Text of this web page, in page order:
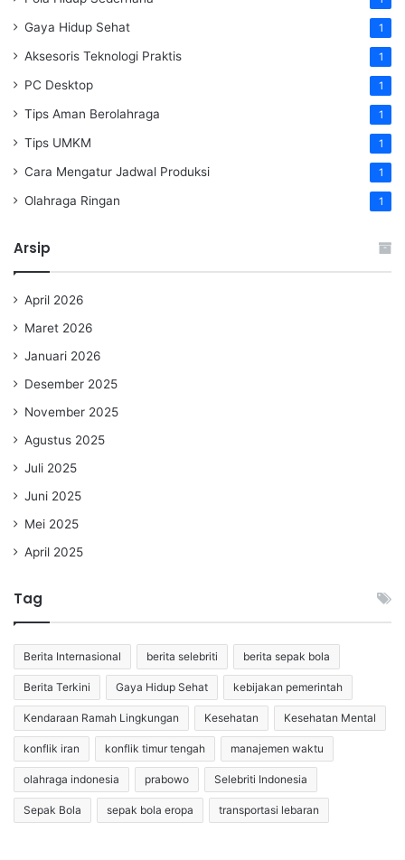
Gaya Hidup Sehat 1
Aksesoris Teknologi Praktis 1
PC Desktop 1
Tips Aman Berolahraga 1
Tips UMKM 1
Cara Mengatur Jadwal Produksi 1
Olahraga Ringan 1
Arsip
April 2026
Maret 2026
Januari 2026
Desember 2025
November 2025
Agustus 2025
Juli 2025
Juni 2025
Mei 2025
April 2025
Tag
Berita Internasional berita selebriti berita sepak bola
Berita Terkini Gaya Hidup Sehat kebijakan pemerintah
Kendaraan Ramah Lingkungan Kesehatan Kesehatan Mental
konflik iran konflik timur tengah manajemen waktu
olahraga indonesia prabowo Selebriti Indonesia
Sepak Bola sepak bola eropa transportasi lebaran